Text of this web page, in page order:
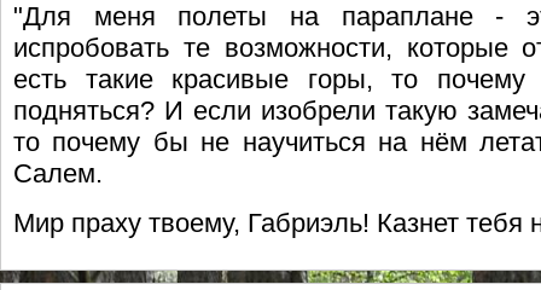
"Для меня полеты на параплане -
испробовать те возможности, которые
есть такие красивые горы, то
подняться? И если изобрели такую
то почему бы не научиться на нём
Салем.
Мир праху твоему, Габриэль! Казнет тебя